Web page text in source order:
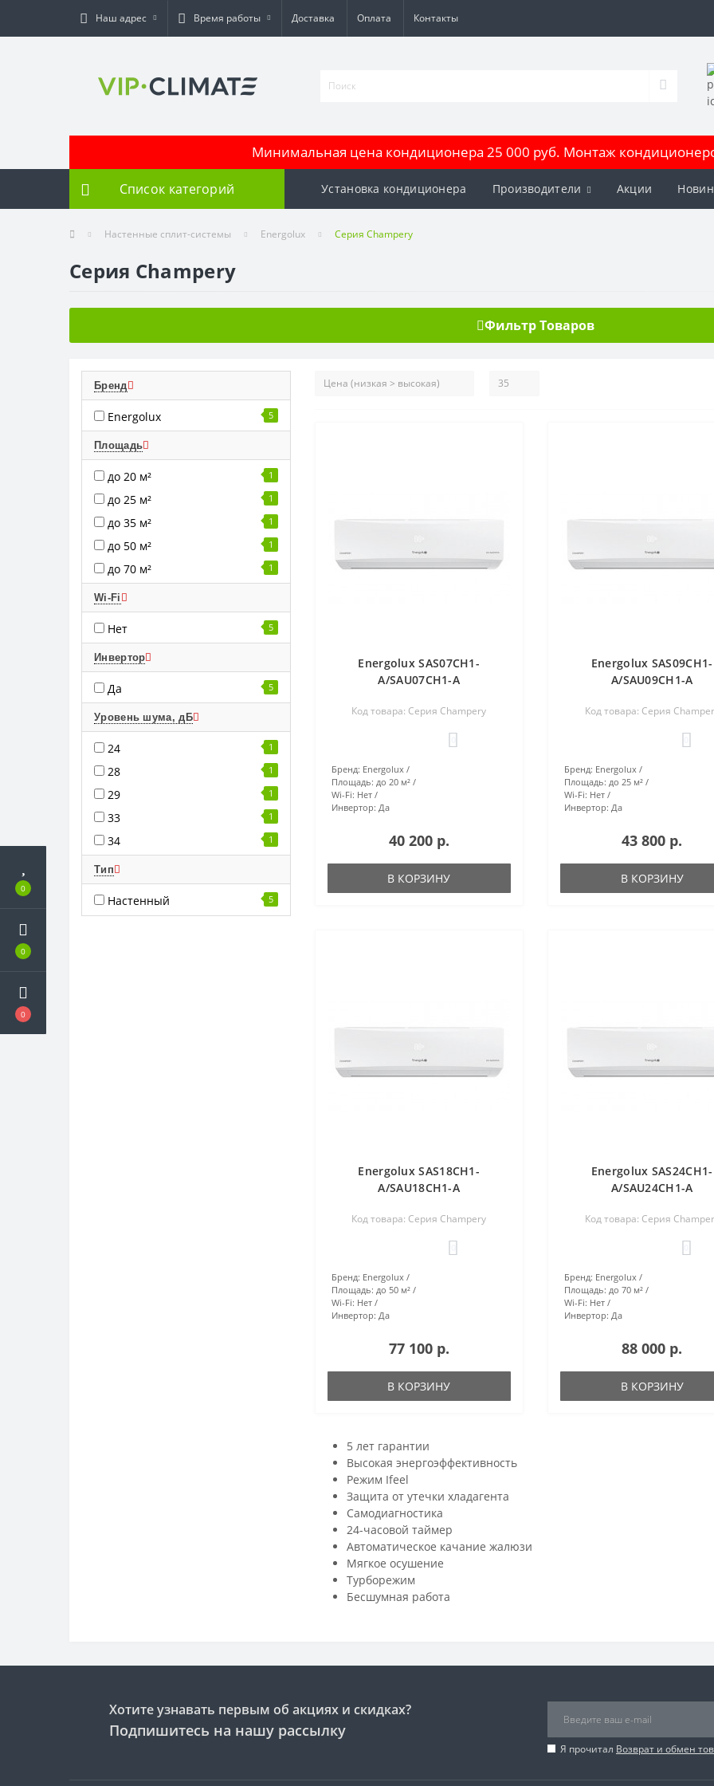
0
0
0
Наш адрес Время работы Доставка Оплата Контакты
Минимальная цена кондиционера 25 000 руб. Монтаж
Список категорий Установка кондиционера Производители Акции
Настенные сплит-системы Energolux Серия Champery
Серия Champery
Фильтр Товаров
Бренд
Energolux 5
Площадь
до 20 м² 1
до 25 м² 1
до 35 м² 1
до 50 м² 1
до 70 м² 1
Wi-Fi
Нет 5
Инвертор
Да 5
Уровень шума, дБ
24 1
28 1
29 1
33 1
34 1
Тип
Настенный 5
Energolux SAS07CH1-
A/SAU07CH1-A
Код товара: Серия Champery
Бренд: Energolux
Площадь: до 20 м²
Wi-Fi: Нет
Инвертор: Да
40 200 р.
В КОРЗИНУ
Energolux SAS09CH1-
A/SAU09CH1-A
Код товара: Серия
Бренд: Energolux
Площадь: до 25 м²
Wi-Fi: Нет
Инвертор: Да
43 800 р.
В КОРЗИНУ
Energolux SAS18CH1-
A/SAU18CH1-A
Код товара: Серия Champery
Бренд: Energolux
Площадь: до 50 м²
Wi-Fi: Нет
Инвертор: Да
77 100 р.
В КОРЗИНУ
Energolux SAS24CH1-
A/SAU24CH1-A
Код товара: Серия
Бренд: Energolux
Площадь: до 70 м²
Wi-Fi: Нет
Инвертор: Да
88 000 р.
В КОРЗИНУ
5 лет гарантии
Высокая энергоэффективность
Режим Ifeel
Защита от утечки хладагента
Самодиагностика
24-часовой таймер
Автоматическое качание жалюзи
Мягкое осушение
Турборежим
Бесшумная работа
Хотите узнавать первым об акциях и скидках?
Подпишитесь на нашу рассылку
Я прочитал Возврат и обмен